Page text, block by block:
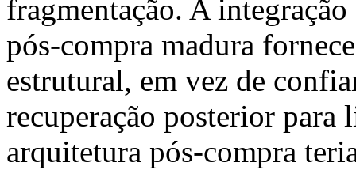
fragmentação. A
pós-compra madura
estrutural, em vez de
recuperação posterior
arquitetura pós-compra